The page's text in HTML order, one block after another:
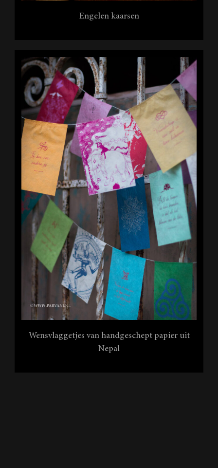
Engelen kaarsen
Wensvlaggetjes van handgeschept papier uit
Nepal